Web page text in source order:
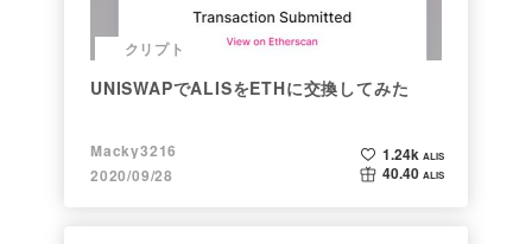
クリプト
UNISWAPでALISをETHに交換してみた
Macky3216
2020/09/28
1.24k ALIS
40.40 ALIS